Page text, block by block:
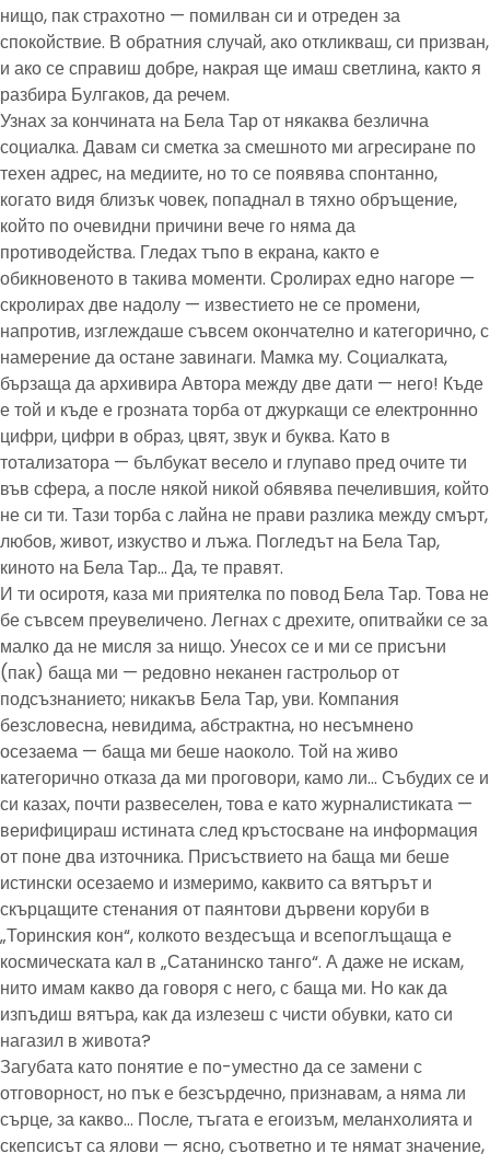
нищо, пак страхотно — помилван си и отреден за
спокойствие. В обратния случай, ако откликваш, си призван,
и ако се справиш добре, накрая ще имаш светлина, както я
разбира Булгаков, да речем.
Узнах за кончината на Бела Тар от някаква безлична
социалка. Давам си сметка за смешното ми агресиране по
техен адрес, на медиите, но то се появява спонтанно,
когато видя близък човек, попаднал в тяхно обръщение,
който по очевидни причини вече го няма да
противодейства. Гледах тъпо в екрана, както е
обикновеното в такива моменти. Сролирах едно нагоре —
скролирах две надолу — известието не се промени,
напротив, изглеждаше съвсем окончателно и категорично, с
намерение да остане завинаги. Мамка му. Социалката,
бързаща да архивира Автора между две дати — него! Къде
е той и къде е грозната торба от джуркащи се електроннно
цифри, цифри в образ, цвят, звук и буква. Като в
тотализатора — бълбукат весело и глупаво пред очите ти
във сфера, а после някой никой обявява печелившия, който
не си ти. Тази торба с лайна не прави разлика между смърт,
любов, живот, изкуство и лъжа. Погледът на Бела Тар,
киното на Бела Тар… Да, те правят.
И ти осиротя, каза ми приятелка по повод Бела Тар. Това не
бе съвсем преувеличено. Легнах с дрехите, опитвайки се за
малко да не мисля за нищо. Унесох се и ми се присъни
(пак) баща ми — редовно неканен гастрольор от
подсъзнанието; никакъв Бела Тар, уви. Компания
безсловесна, невидима, абстрактна, но несъмнено
осезаема — баща ми беше наоколо. Той на живо
категорично отказа да ми проговори, камо ли… Събудих се и
си казах, почти развеселен, това е като журналистиката —
верифицираш истината след кръстосване на информация
от поне два източника. Присъствието на баща ми беше
истински осезаемо и измеримо, каквито са вятърът и
скърцащите стенания от паянтови дървени коруби в
„Торинския кон“, колкото вездесъща и всепоглъщаща е
космическата кал в „Сатанинско танго“. А даже не искам,
нито имам какво да говоря с него, с баща ми. Но как да
изпъдиш вятъра, как да излезеш с чисти обувки, като си
нагазил в живота?
Загубата като понятие е по-уместно да се замени с
отговорност, но пък е безсърдечно, признавам, а няма ли
сърце, за какво… После, тъгата е егоизъм, меланхолията и
скепсисът са ялови — ясно, съответно и те нямат значение,